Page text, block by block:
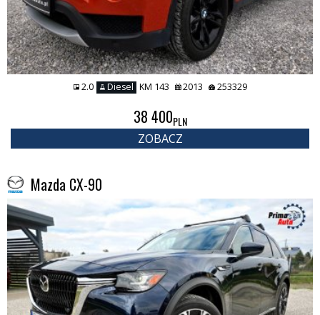
2.0 Diesel KM 143 2013 253329
38 400PLN
ZOBACZ
Mazda CX-90